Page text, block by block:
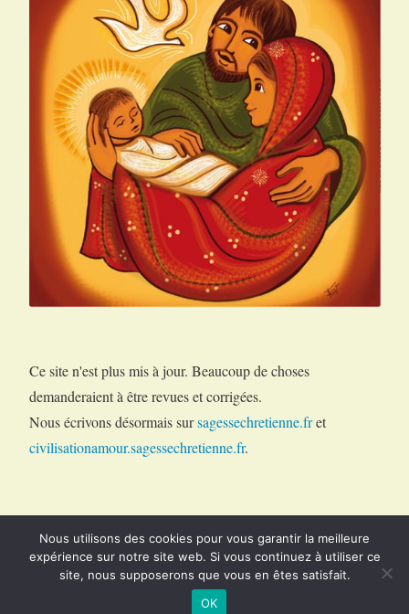
Ce site n'est plus mis à jour. Beaucoup de choses
demanderaient à être revues et corrigées.
Nous écrivons désormais sursagessechretienne.fret
civilisationamour.sagessechretienne.fr.
Menu de navigation
Nous utilisons des cookies pour vous garantir la meilleure
expérience sur notre site web. Si vous continuez à utiliser ce
site, nous supposerons que vous en êtes satisfait.
OK